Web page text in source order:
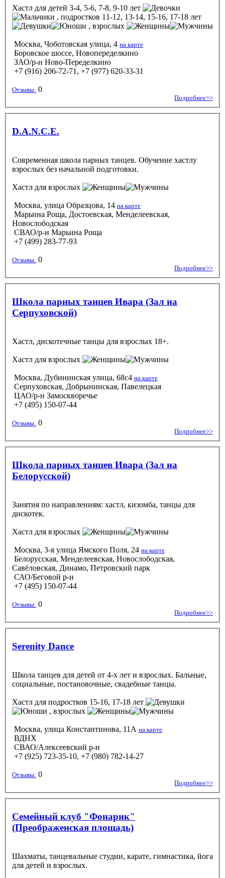
Хастл для детей 3-4, 5-6, 7-8, 9-10 лет
, подростков 11-12, 13-14, 15-16, 17-18 лет
, взрослых
Москва, Чоботовская улица, 4 на карте
Боровское шоссе, Новопеределкино
ЗАО/р-н Ново-Переделкино
+7 (916) 206-72-71, +7 (977) 620-33-31
Отзывы: 0
Подробнее>>
D.A.N.C.E.
Современная школа парных танцев. Обучение хастлу
взрослых без начальной подготовки.
Хастл для взрослых
Москва, улица Образцова, 14 на карте
Марьина Роща, Достоевская, Менделеевская,
Новослободская
СВАО/р-н Марьина Роща
+7 (499) 283-77-93
Отзывы: 0
Подробнее>>
Школа парных танцев Ивара (Зал на
Серпуховской)
Хастл, дискотечные танцы для взрослых 18+.
Хастл для взрослых
Москва, Дубининская улица, 68с4 на карте
Серпуховская, Добрынинская, Павелецкая
ЦАО/р-н Замоскворечье
+7 (495) 150-07-44
Отзывы: 0
Подробнее>>
Школа парных танцев Ивара (Зал на
Белорусской)
Занятия по направлениям: хастл, кизомба, танцы для
дискотек.
Хастл для взрослых
Москва, 3-я улица Ямского Поля, 24 на карте
Белорусская, Менделеевская, Новослободская,
Савёловская, Динамо, Петровский парк
САО/Беговой р-н
+7 (495) 150-07-44
Отзывы: 0
Подробнее>>
Serenity Dance
Школа танцев для детей от 4-х лет и взрослых. Бальные,
социальные, постановочные, свадебные танцы.
Хастл для подростков 15-16, 17-18 лет
, взрослых
Москва, улица Константинова, 11А на карте
ВДНХ
СВАО/Алексеевский р-н
+7 (925) 723-35-10, +7 (980) 782-14-27
Отзывы: 0
Подробнее>>
Семейный клуб "Фонарик"
(Преображенская площадь)
Шахматы, танцевальные студии, карате, гимнастика, йога
для детей и взрослых.